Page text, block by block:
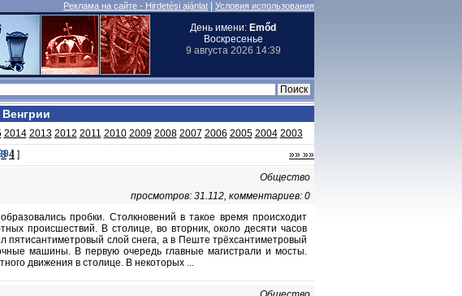
Реклама на сайте - Hirdetési ajánlat Условия использования
День имени: Emőd
Воскресенье
9 августа 2026 14:39
2014 2013 2012 2011 2010 2009 2008 2007 2006 2005 2004 2003
]
3 4 ] »» »»
Общество
просмотров: 31.112, комментариев: 0
пробки. Столкновений в такое время происходит
происшествий. В столице, во вторник, около десяти часов
пятисантиметровый слой снега, а в Пеште трёхсантиметровый
машины. В первую очередь главные магистрали и мосты.
движения в столице. В некоторых ...